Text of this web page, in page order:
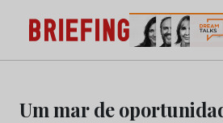
content
Briefing: Todas as notícias
Marketing e da Publicidade
Um mar de